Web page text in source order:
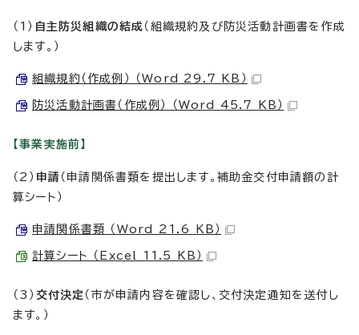
（1） 自主防災組織の結成 （組織規約及び防災活動計画書を作成
します。）
組織規約（作成例） （Word 29.7 KB）
防災活動計画書（作成例） （Word 45.7 KB）
【事業実施前】
（2） 申請 （申請関係書類を提出します。補助金交付申請額の計
算シート）
申請関係書類 （Word 21.6 KB）
計算シート （Excel 11.5 KB）
（3） 交付決定 （市が申請内容を確認し、交付決定通知を送付し
ます。）